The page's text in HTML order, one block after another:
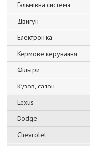
Гальмівна система
Двигун
Електроніка
Кермове керування
Фільтри
Кузов, салон
Lexus
Dodge
Chevrolet